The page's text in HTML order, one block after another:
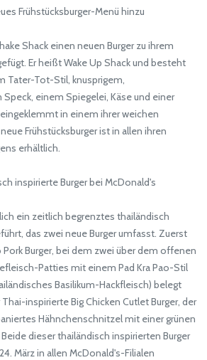
Frühstücksburger-Menü hinzu
Shack einen neuen Burger zu ihrem
Er heißt Wake Up Shack und besteht
Tater-Tot-Stil, knusprigem,
einem Spiegelei, Käse und einer
in einem ihrer weichen
Frühstücksburger ist in allen ihren
erhältlich.
inspirierte Burger bei McDonald's
ein zeitlich begrenztes thailändisch
das zwei neue Burger umfasst. Zuerst
Pork Burger, bei dem zwei über dem offenen
Patties mit einem Pad Kra Pao-Stil
Basilikum-Hackfleisch) belegt
inspirierte Big Chicken Cutlet Burger, der
Hähnchenschnitzel mit einer grünen
dieser thailändisch inspirierten Burger
März in allen McDonald's-Filialen